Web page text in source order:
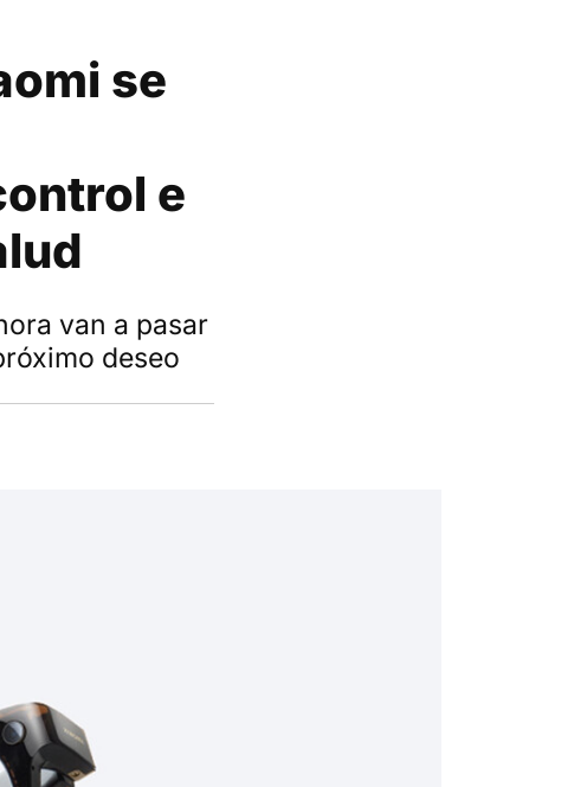
se
e
van a pasar
deseo